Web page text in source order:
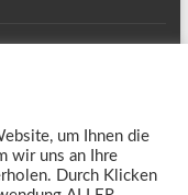
von:WordPress.
um Ihnen die
wir uns an Ihre
Durch Klicken